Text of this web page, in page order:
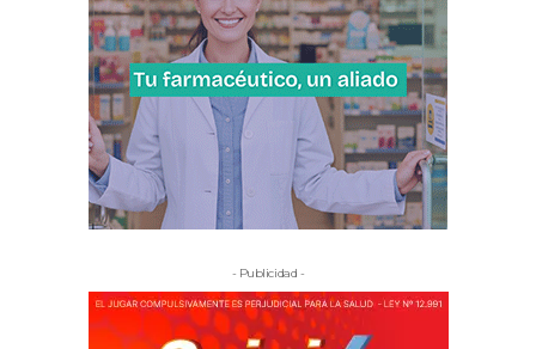
- Publicidad -